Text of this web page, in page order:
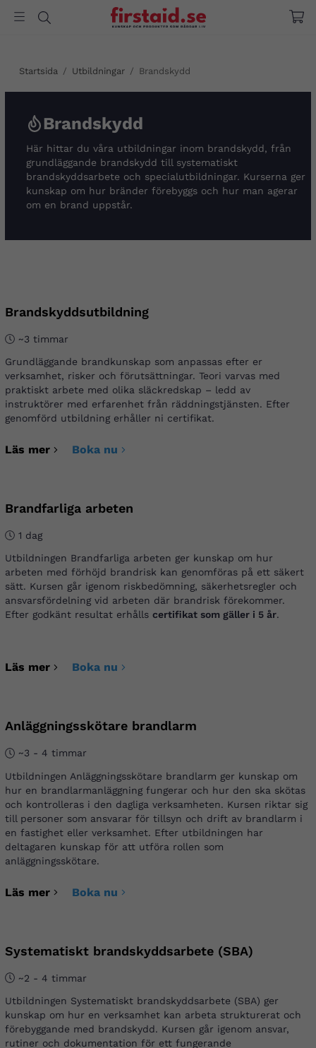
Startsida / Utbildningar / Brandskydd
Brandskydd
Här hittar du våra utbildningar inom brandskydd, från
grundläggande brandskydd till systematiskt
brandskyddsarbete och specialutbildningar. Kurserna ger
kunskap om hur bränder förebyggs och hur man agerar
om en brand uppstår.
Brandskyddsutbildning
~3 timmar
Grundläggande brandkunskap som anpassas efter er
verksamhet, risker och förutsättningar. Teori varvas med
praktiskt arbete med olika släckredskap – ledd av
instruktörer med erfarenhet från räddningstjänsten. Efter
genomförd utbildning erhåller ni certifikat.
Läs mer Boka nu
Brandfarliga arbeten
1 dag
Utbildningen Brandfarliga arbeten ger kunskap om hur
arbeten med förhöjd brandrisk kan genomföras på ett säkert
sätt. Kursen går igenom riskbedömning, säkerhetsregler och
ansvarsfördelning vid arbeten där brandrisk förekommer.
Efter godkänt resultat erhålls certifikat som gäller i 5 år.
Läs mer Boka nu
Anläggningsskötare brandlarm
~3 - 4 timmar
Utbildningen Anläggningsskötare brandlarm ger kunskap om
hur en brandlarmanläggning fungerar och hur den ska skötas
och kontrolleras i den dagliga verksamheten. Kursen riktar sig
till personer som ansvarar för tillsyn och drift av brandlarm i
en fastighet eller verksamhet. Efter utbildningen har
deltagaren kunskap för att utföra rollen som
anläggningsskötare.
Läs mer Boka nu
Systematiskt brandskyddsarbete (SBA)
~2 - 4 timmar
Utbildningen Systematiskt brandskyddsarbete (SBA) ger
kunskap om hur en verksamhet kan arbeta strukturerat och
förebyggande med brandskydd. Kursen går igenom ansvar,
rutiner och dokumentation för ett fungerande